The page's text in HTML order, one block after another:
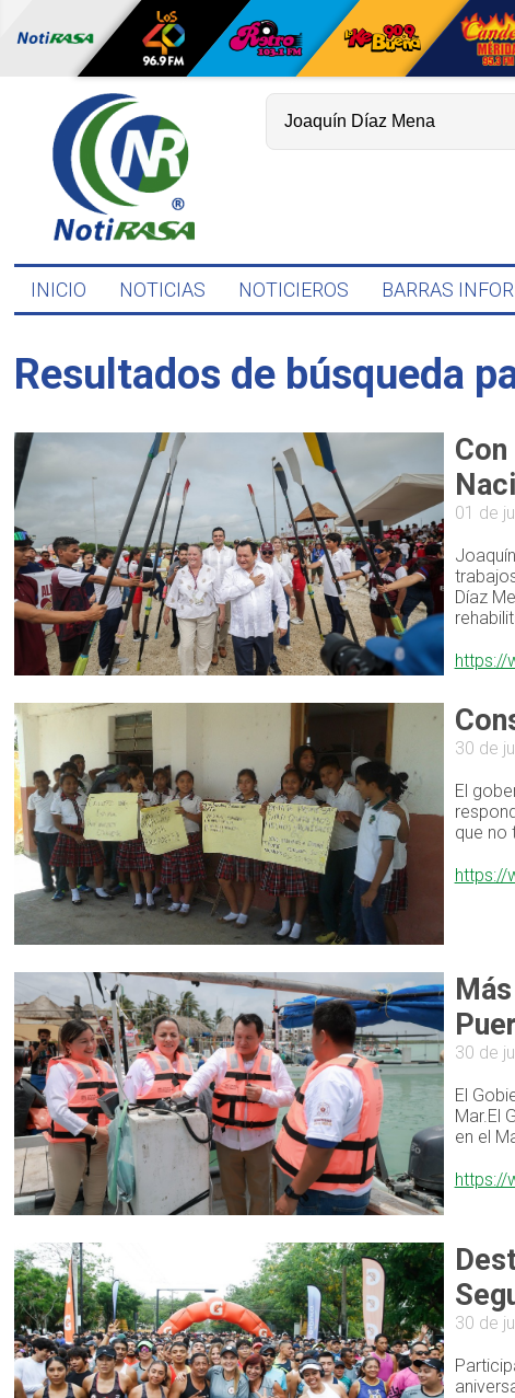
INICIO NOTICIAS NOTICIEROS BARRAS
Resultados de búsqueda
01 de
Díaz
https://
30 de
El
que no
https://
30 de
El
Mar.El
en el
https://
30 de